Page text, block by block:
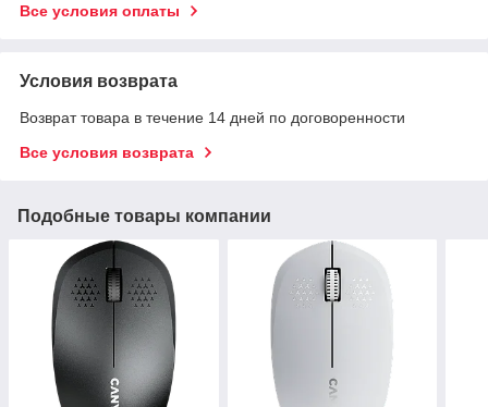
Все условия оплаты
Условия возврата
Возврат товара в течение 14 дней по договоренности
Все условия возврата
Подобные товары компании